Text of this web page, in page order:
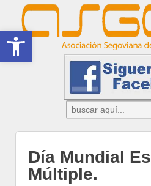
Abrir barra de herramientas
Día Mundial
Múltiple.